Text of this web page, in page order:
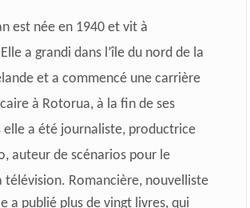
est née en 1940 et vit à
a grandi dans l’île du nord de la
et a commencé une carrière
à Rotorua, à la fin de ses
elle a été journaliste, productrice
auteur de scénarios pour le
télévision. Romancière, nouvelliste
a publié plus de vingt livres, qui